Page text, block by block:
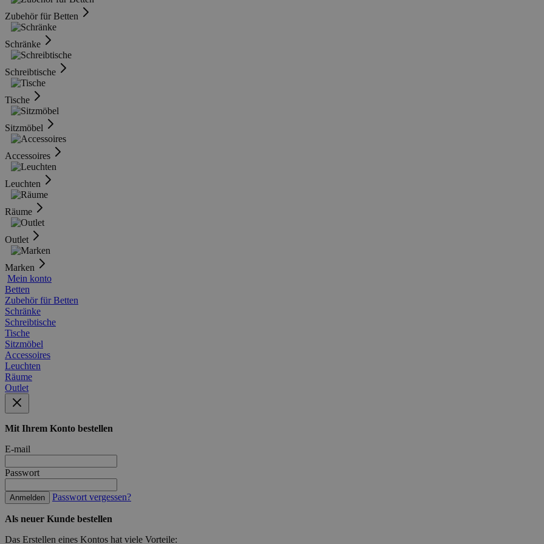
Zubehör für Betten
Schränke
Schreibtische
Tische
Sitzmöbel
Accessoires
Leuchten
Räume
Outlet
Marken
Mein konto
Betten
Zubehör für Betten
Schränke
Schreibtische
Tische
Sitzmöbel
Accessoires
Leuchten
Räume
Outlet
Mit Ihrem Konto bestellen
E-mail
Passwort
Anmelden Passwort vergessen?
Als neuer Kunde bestellen
Das Erstellen eines Kontos hat viele Vorteile: